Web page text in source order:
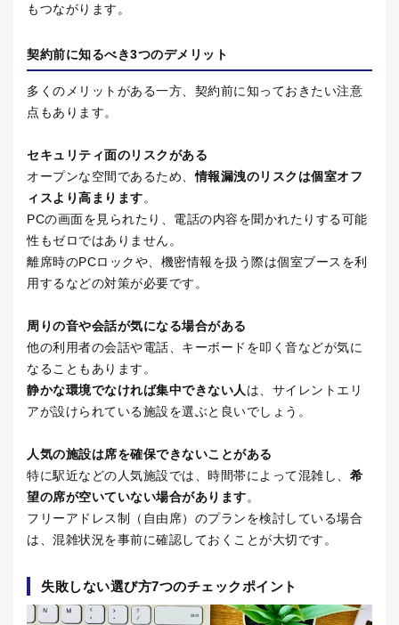
もつながります。
契約前に知るべき3つのデメリット
多くのメリットがある一方、契約前に知っておきたい注意
点もあります。
セキュリティ面のリスクがある
オープンな空間であるため、情報漏洩のリスクは個室オフ
ィスより高まります。
PCの画面を見られたり、電話の内容を聞かれたりする可能
性もゼロではありません。
離席時のPCロックや、機密情報を扱う際は個室ブースを利
用するなどの対策が必要です。
周りの音や会話が気になる場合がある
他の利用者の会話や電話、キーボードを叩く音などが気に
なることもあります。
静かな環境でなければ集中できない人 は、サイレントエリ
アが設けられている施設を選ぶと良いでしょう。
人気の施設は席を確保できないことがある
特に駅近などの人気施設では、時間帯によって混雑し、 希
望の席が空いていない場合があります。
フリーアドレス制（自由席）のプランを検討している場合
は、混雑状況を事前に確認しておくことが大切です。
失敗しない選び方7つのチェックポイント